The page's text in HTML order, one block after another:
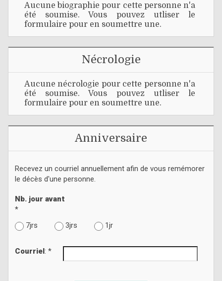
Aucune biographie pour cette personne n'a
été soumise. Vous pouvez utliser le
formulaire pour en soumettre une.
Nécrologie
Aucune nécrologie pour cette personne n'a
été soumise. Vous pouvez utliser le
formulaire pour en soumettre une.
Anniversaire
Recevez un courriel annuellement afin de vous remémorer
le décès d'une personne.
Nb. jour avant
*
7jrs
3jrs 1jr
Courriel: *